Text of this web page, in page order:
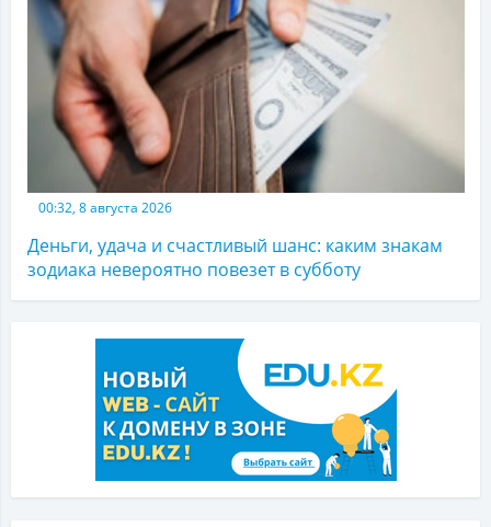
00:32, 8 августа 2026
Деньги, удача и счастливый шанс: каким знакам
зодиака невероятно повезет в субботу